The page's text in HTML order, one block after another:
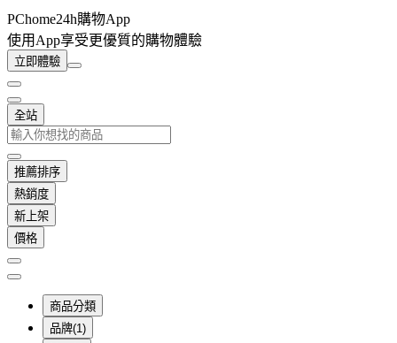
PChome24h購物App
使用App享受更優質的購物體驗
立即體驗
全站
推薦排序
熱銷度
新上架
價格
商品分類
品牌(1)